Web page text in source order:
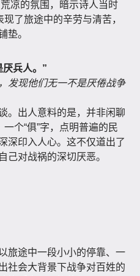
荒凉的氛围，暗示诗人当时
了旅途中的辛劳与清苦，
垫。
兵人。”
发现他们无一不是厌倦战争
。出人意料的是，并非闲聊
个“俱”字，点明普遍的民
深印入人心。这不仅道出了
己对战祸的深切厌恶。
旅途中一段小小的停靠、一
社会大背景下战争对百姓的